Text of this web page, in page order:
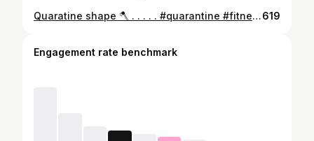
Quaratine shape 🪓 . . . . . #quarantine #fitness #home #work #fitnessmotivation #gym619
Engagement rate benchmark